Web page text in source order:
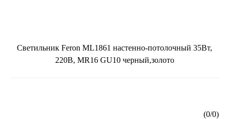
Светильник Feron ML1861 настенно-потолочный 35Вт,
220В, MR16 GU10 черный,золото
(0/0)